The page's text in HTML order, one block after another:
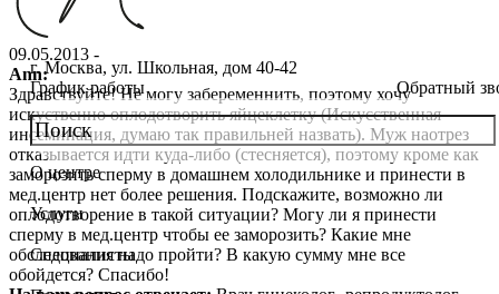
г. Москва, ул. Школьная, дом 40-42
График работы
Обратный
О центре
О клинике
Новости
Благотворительность
Услуги
Консультации специалистов
Стоимость ЭКО
Специалисты
Главный врач
09.05.2013 -
Ann:
Здравствуйте! Не могу забеременнить, поэтому хочу
искуственно оплодотворить яйцеклетку (Искусственная
инсеминация, думаю так правильней назвать). Муж наотрез
отказывается идти куда-либо (стесняется), поэтому кроме как
заморозить сперму в домашнем холодильнике и принести в
мед.центр нет более решения. Подскажите, возможно ли
оплодотворение в такой ситуации? Могу ли я принести
сперму в мед.центр чтобы ее заморозить? Какие мне
обследования надо пройти? В какую сумму мне все
обойдется? Спасибо!